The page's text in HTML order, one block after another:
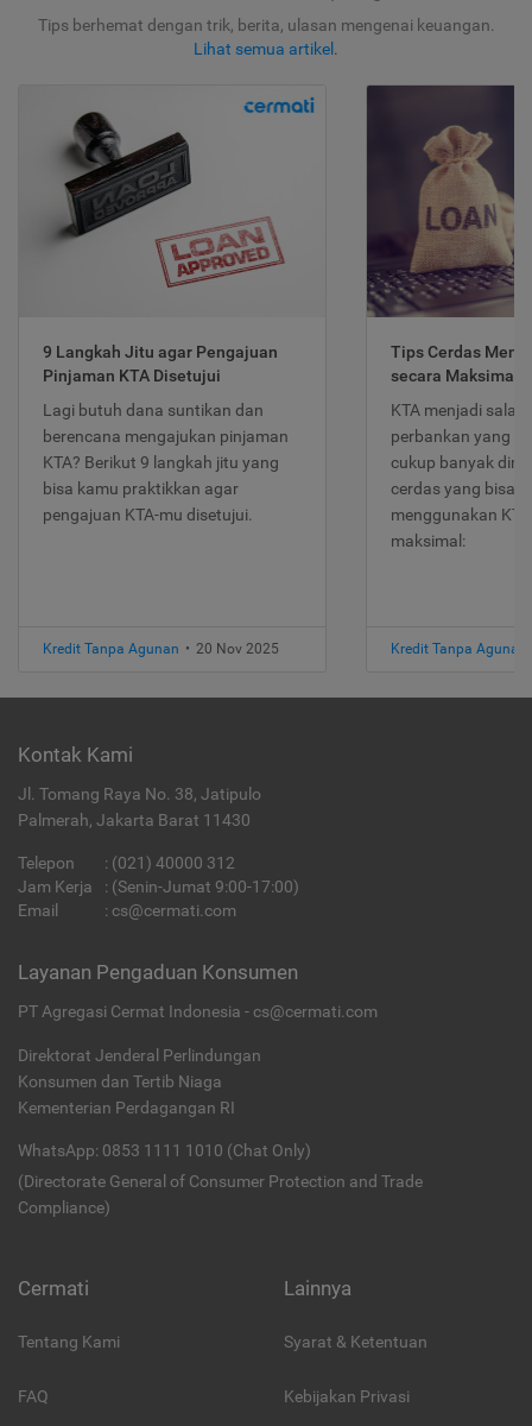
Tips berhemat dengan trik, berita, ulasan mengenai keuangan.
Lihat semua artikel .
9 Langkah Jitu agar Pengajuan
Pinjaman KTA Disetujui
Lagi butuh dana suntikan dan
berencana mengajukan pinjaman
KTA? Berikut 9 langkah jitu yang
bisa kamu praktikkan agar
pengajuan KTA-mu disetujui.
Kredit Tanpa Agunan • 20 Nov 2025
Tips Cerdas
secara Maksimal
KTA menjadi
perbankan yang
cukup banyak
cerdas yang bisa
menggunakan
maksimal:
Kredit Tanpa Agunan
Kontak Kami
Jl. Tomang Raya No. 38, Jatipulo
Palmerah, Jakarta Barat 11430
Telepon : (021) 40000 312
Jam Kerja
: (Senin-Jumat 9:00-17:00)
Email
: cs@cermati.com
Layanan Pengaduan Konsumen
PT Agregasi Cermat Indonesia - cs@cermati.com
Direktorat Jenderal Perlindungan
Konsumen dan Tertib Niaga
Kementerian Perdagangan RI
WhatsApp: 0853 1111 1010 (Chat Only)
(Directorate General of Consumer Protection and Trade
Compliance)
Cermati
Tentang Kami
FAQ
Lainnya
Syarat & Ketentuan
Kebijakan Privasi